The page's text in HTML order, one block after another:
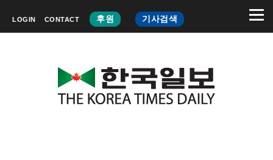
LOGIN CONTACT 후원 기사검색